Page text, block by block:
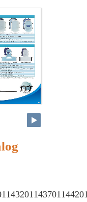
219